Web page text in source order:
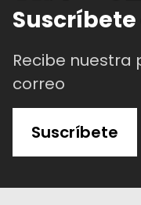
Recibe
correo
Suscríbete